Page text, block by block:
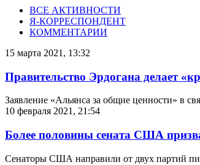
ВСЕ АКТИВНОСТИ
Я-КОРРЕСПОНДЕНТ
КОММЕНТАРИИ
15 марта 2021, 13:32
Правительство Эрдогана делает
Заявление «Альянса за общие ценности» в
10 февраля 2021, 21:54
Более половины сената США
Сенаторы США направили от двух партий